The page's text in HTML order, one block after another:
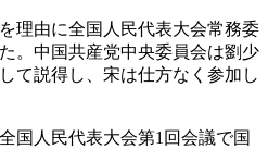
理由に全国人民代表大会常務委
。中国共産党中央委員会は劉少
て説得し、宋は仕方なく参加し
国人民代表大会第1回会議で国